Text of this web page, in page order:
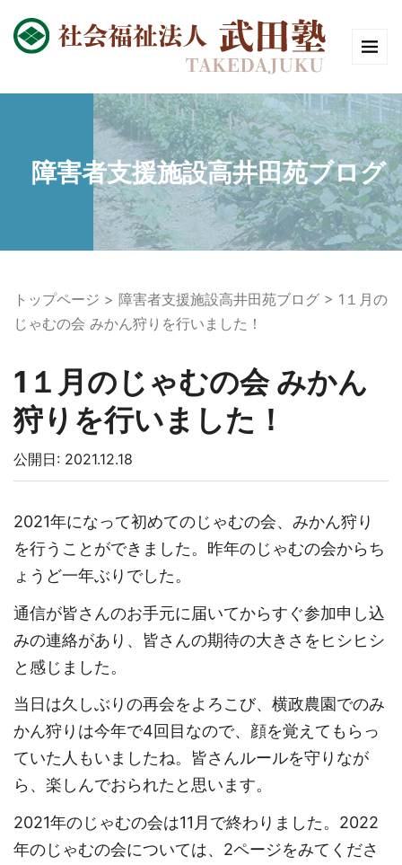
障害者支援施設高井田苑ブログ
トップページ 障害者支援施設高井田苑ブログ
1１月の
じゃむの会 みかん狩りを行いました！
1１月のじゃむの会 みかん
狩りを行いました！
公開日: 2021.12.18
2021年になって初めてのじゃむの会、みかん狩り
を行うことができました。昨年のじゃむの会からち
ょうど一年ぶりでした。
通信が皆さんのお手元に届いてからすぐ参加申し込
みの連絡があり、皆さんの期待の大きさをヒシヒシ
と感じました。
当日は久しぶりの再会をよろこび、横政農園でのみ
かん狩りは今年で4回目なので、顔を覚えてもらっ
ていた人もいましたね。皆さんルールを守りなが
ら、楽しんでおられたと思います。
2021年のじゃむの会は11月で終わりました。2022
年のじゃむの会については、2ページをみてくださ